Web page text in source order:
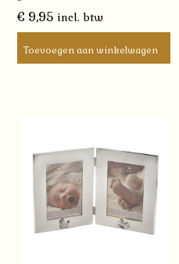
€ 9,95 incl. btw
Toevoegen aan winkelwagen